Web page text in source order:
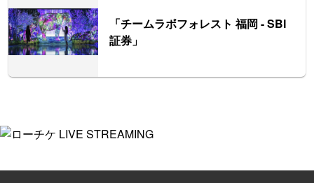
「チームラボフォレスト 福岡 - SBI
証券」